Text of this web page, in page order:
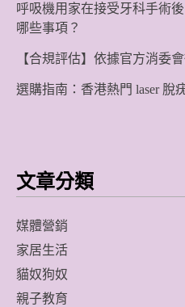
呼吸機用家在接受牙科手術
哪些事項？
【合規評估】依據官方消委
選購指南：香港熱門 laser 脫
文章分類
媒體營銷
家居生活
貓奴狗奴
親子教育